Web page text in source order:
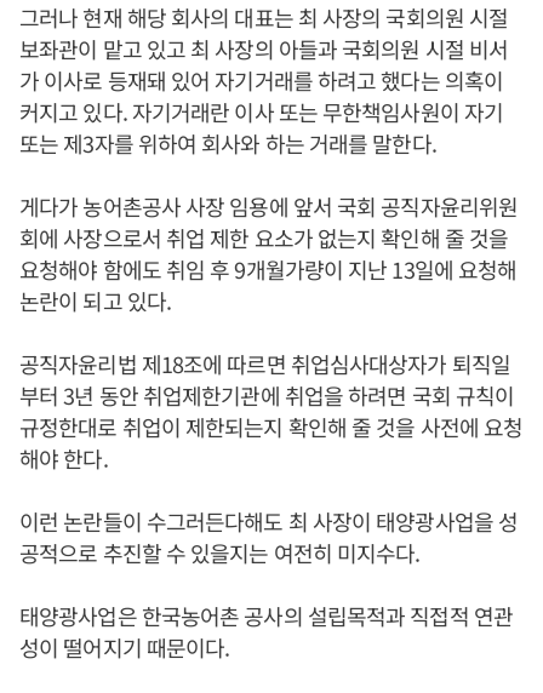
그러나 현재 해당 회사의 대표는 최 사장의 국회의원 시절
보좌관이 맡고 있고 최 사장의 아들과 국회의원 시절 비서
가 이사로 등재돼 있어 자기거래를 하려고 했다는 의혹이
커지고 있다. 자기거래란 이사 또는 무한책임사원이 자기
또는 제3자를 위하여 회사와 하는 거래를 말한다.
게다가 농어촌공사 사장 임용에 앞서 국회 공직자윤리위원
회에 사장으로서 취업 제한 요소가 없는지 확인해 줄 것을
요청해야 함에도 취임 후 9개월가량이 지난 13일에 요청해
논란이 되고 있다.
공직자윤리법 제18조에 따르면 취업심사대상자가 퇴직일
부터 3년 동안 취업제한기관에 취업을 하려면 국회 규칙이
규정한대로 취업이 제한되는지 확인해 줄 것을 사전에 요청
해야 한다.
이런 논란들이 수그러든다해도 최 사장이 태양광사업을 성
공적으로 추진할 수 있을지는 여전히 미지수다.
태양광사업은 한국농어촌 공사의 설립목적과 직접적 연관
성이 떨어지기 때문이다.